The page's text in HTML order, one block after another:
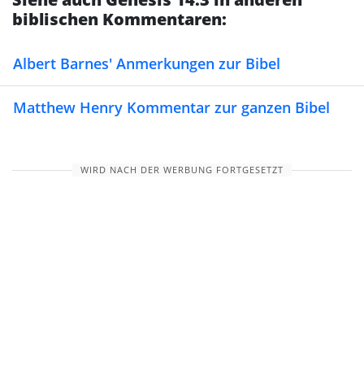
biblischen Kommentaren:
Albert Barnes' Anmerkungen zur Bibel
Matthew Henry Kommentar zur ganzen Bibel
WIRD NACH DER WERBUNG FORTGESETZT